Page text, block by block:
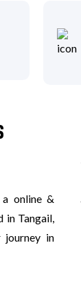
online &
in Tangail,
journey in